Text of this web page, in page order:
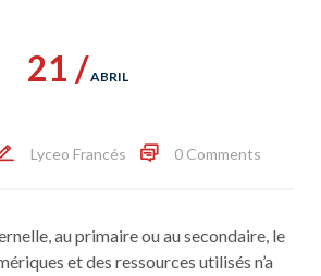
21 /ABRIL
Lyceo Francés 0 Comments
au primaire ou au secondaire, le
et des ressources utilisés n’a